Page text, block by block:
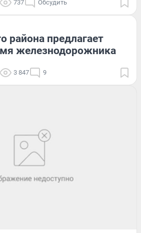
737 Обсудить
района предлагает
железнодорожника
3 847 9